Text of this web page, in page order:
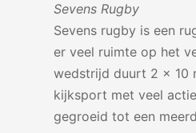
Sevens Rugby
Sevens rugby is een
er veel ruimte op het
wedstrijd duurt 2 x 10
kijksport met veel
gegroeid tot een